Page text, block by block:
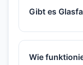
Gibt es
Wie